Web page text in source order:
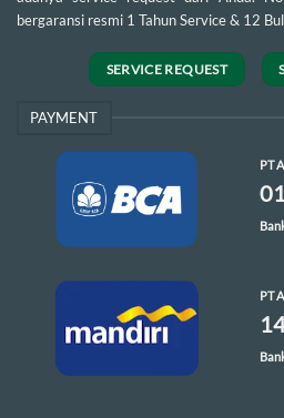
bergaransi resmi 1 Tahun Service & 12
SERVICE REQUEST
PAYMENT
PT
PT